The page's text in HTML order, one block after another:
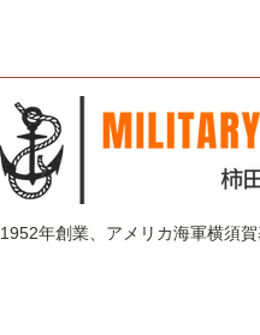
1952年創業、アメリカ海軍横須